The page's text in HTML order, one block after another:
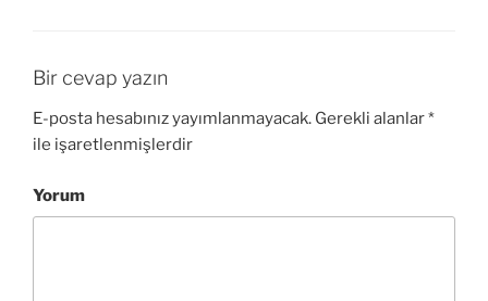
Bir cevap yazın
E-posta hesabınız yayımlanmayacak. Gerekli alanlar*
ile işaretlenmişlerdir
Yorum